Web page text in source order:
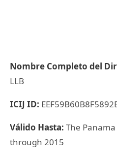
Nombre Completo del
LLB
ICIJ ID:
Válido Hasta: The
through 2015